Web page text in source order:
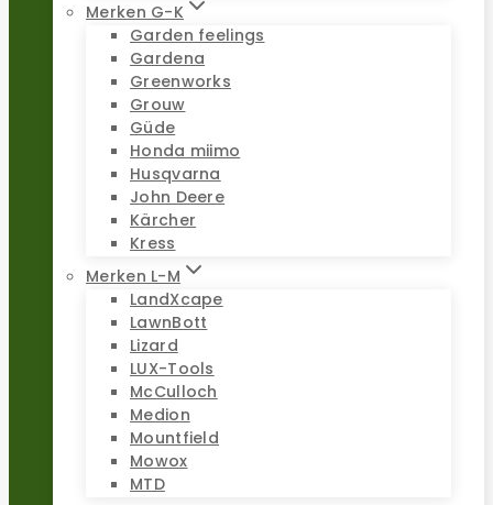
Merken G-K
Garden feelings
Gardena
Greenworks
Grouw
Güde
Honda miimo
Husqvarna
John Deere
Kärcher
Kress
Merken L-M
LandXcape
LawnBott
Lizard
LUX-Tools
McCulloch
Medion
Mountfield
Mowox
MTD